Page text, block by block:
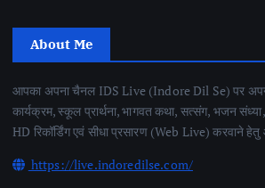
About Me
आपका अपना चैनल IDS Live (Indore Dil Se) पर अपने
कार्यक्रम, स्कूल प्रार्थना, भागवत कथा, सत्संग, भजन
HD रिकॉर्डिंग एवं सीधा प्रसारण (Web Live) करवाने
https://live.indoredilse.com/